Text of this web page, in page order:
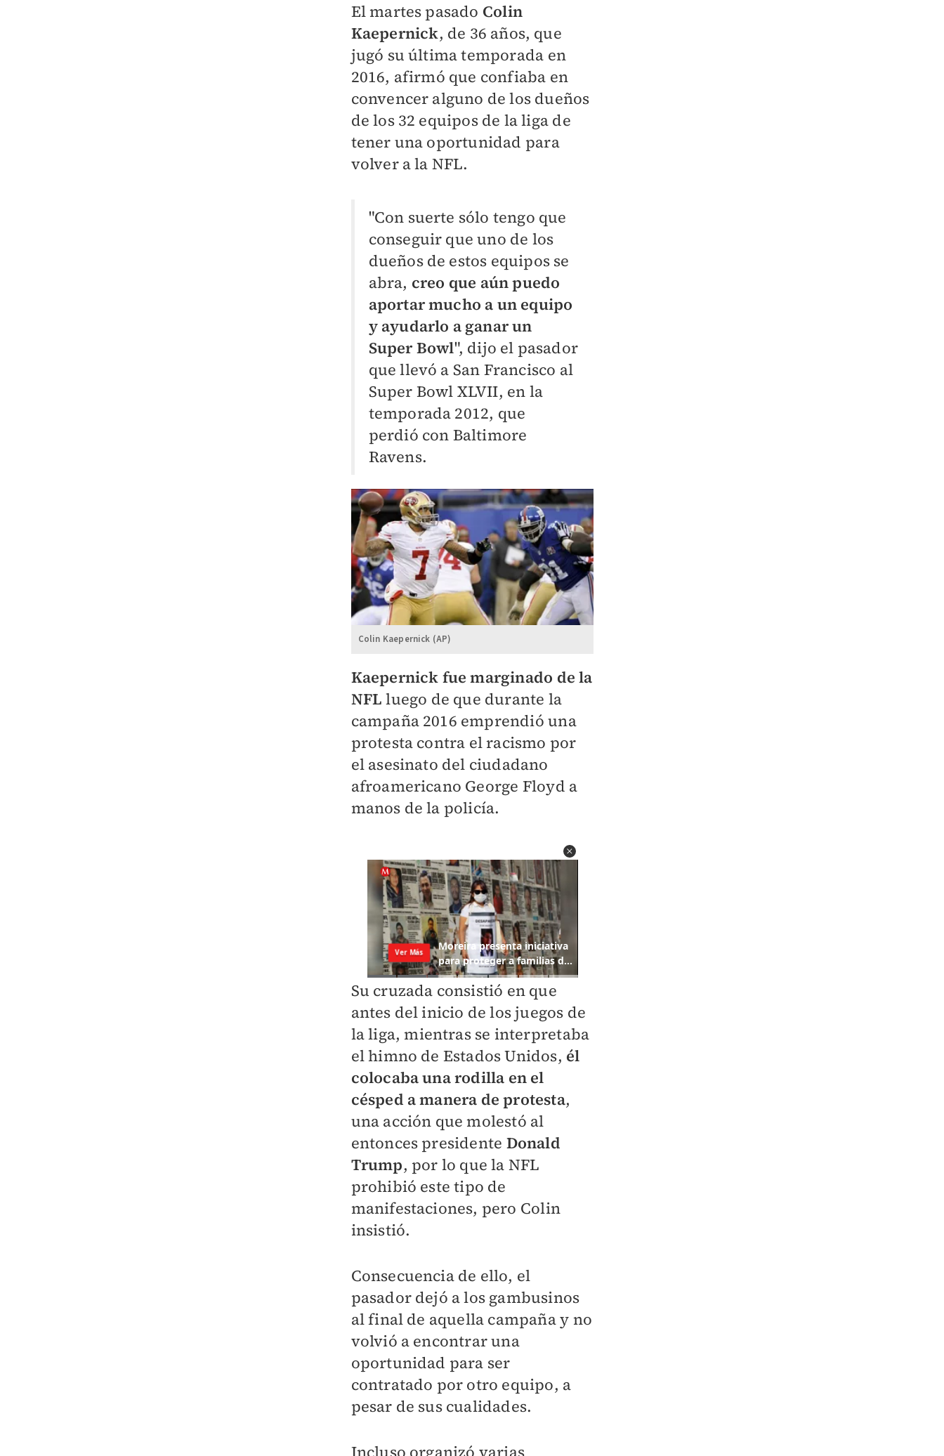
El martes pasado Colin
Kaepernick, de 36 años, que
jugó su última temporada en
2016, afirmó que confiaba en
convencer alguno de los dueños
de los 32 equipos de la liga de
tener una oportunidad para
volver a la NFL.
"Con suerte sólo tengo que
conseguir que uno de los
dueños de estos equipos se
abra, creo que aún puedo
aportar mucho a un equipo
y ayudarlo a ganar un
Super Bowl", dijo el pasador
que llevó a San Francisco al
Super Bowl XLVII, en la
temporada 2012, que
perdió con Baltimore
Ravens.
Colin Kaepernick (AP)
Kaepernick fue marginado de la
NFL luego de que durante la
campaña 2016 emprendió una
protesta contra el racismo por
el asesinato del ciudadano
afroamericano George Floyd a
manos de la policía.
Su cruzada consistió en que
antes del inicio de los juegos de
la liga, mientras se interpretaba
el himno de Estados Unidos, él
colocaba una rodilla en el
césped a manera de protesta,
una acción que molestó al
entonces presidente Donald
Trump, por lo que la NFL
prohibió este tipo de
manifestaciones, pero Colin
insistió.
Consecuencia de ello, el
pasador dejó a los gambusinos
al final de aquella campaña y no
volvió a encontrar una
oportunidad para ser
contratado por otro equipo, a
pesar de sus cualidades.
Incluso organizó varias